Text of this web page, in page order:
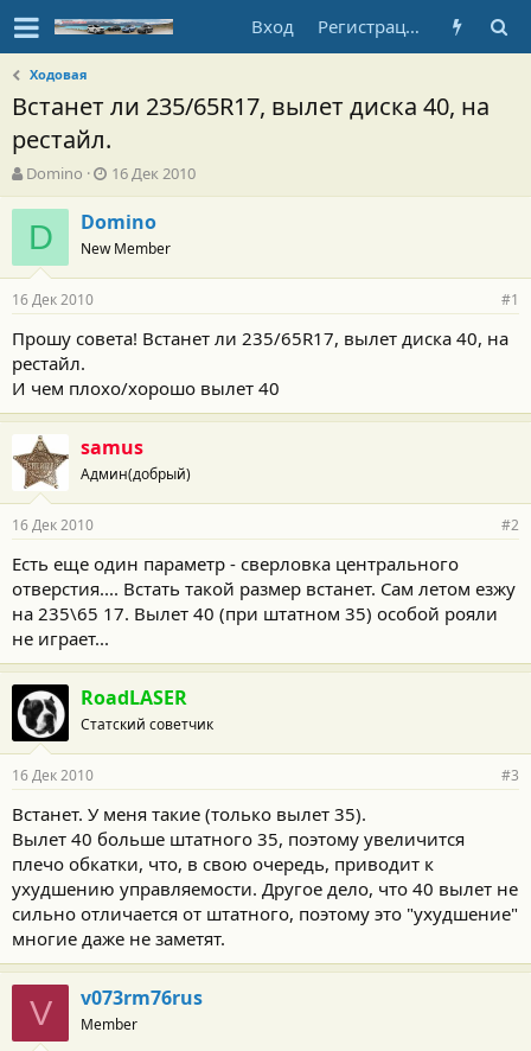
Вход Регистрация
Ходовая
Встанет ли 235/65R17, вылет диска 40, на
рестайл.
А
в
т
т
е
м
ы
Domino
Д
а
т
а
н
а
а
л
16 Дек 2010
D Domino
New Member
16 Дек 2010 #1
Прошу совета! Встанет ли 235/65R17, вылет диска 40, на
рестайл.
И чем плохо/хорошо вылет 40
samus
Админ(добрый)
16 Дек 2010 #2
Есть еще один параметр - сверловка центрального
отверстия.... Встать такой размер встанет. Сам летом езжу
на 235\65 17. Вылет 40 (при штатном 35) особой рояли
не играет...
RoadLASER
Статский советчик
16 Дек 2010 #3
Встанет. У меня такие (только вылет 35).
Вылет 40 больше штатного 35, поэтому увеличится
плечо обкатки, что, в свою очередь, приводит к
ухудшению управляемости. Другое дело, что 40 вылет не
сильно отличается от штатного, поэтому это "ухудшение"
многие даже не заметят.
V v073rm76rus
Member